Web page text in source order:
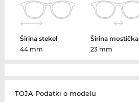
Širina stekel
44 mm
Širina mostička
23 mm
TOJA Podatki o modelu